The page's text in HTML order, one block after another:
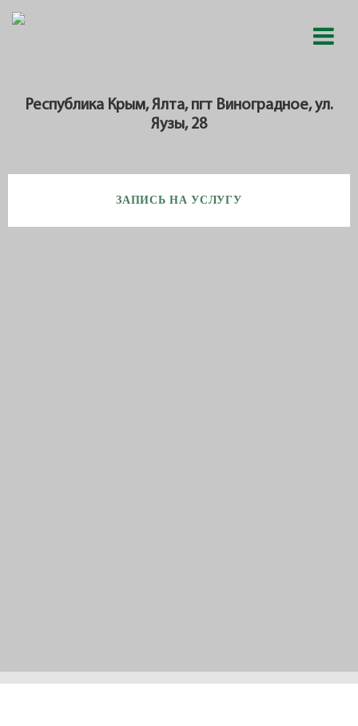
Республика Крым, Ялта, пгт Виноградное, ул.
Яузы, 28
ЗАПИСЬ НА УСЛУГУ